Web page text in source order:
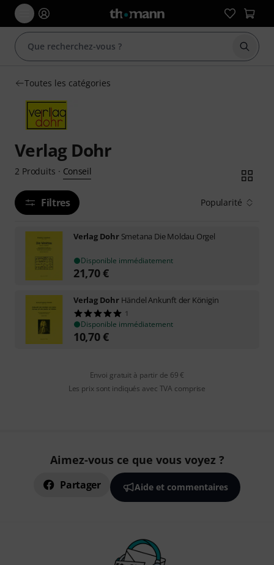
Toutes les catégories
Verlag Dohr
2 Produits · Conseil
Filtres Popularité
Verlag Dohr Smetana Die Moldau Orgel
Disponible immédiatement
21,70€
Verlag Dohr Händel Ankunft der Königin
1
Disponible immédiatement
10,70€
Envoi gratuit à partir de 69 €
Les prix sont indiqués avec TVA comprise
Aimez-vous ce que vous voyez ?
Partager Aide et commentaires